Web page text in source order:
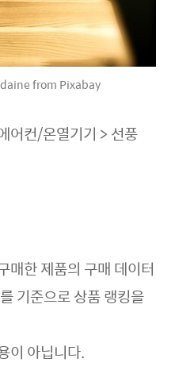
from Pixabay
어컨/온열기기 > 선풍
매한 제품의 구매 데이터
기준으로 상품 랭킹을
이 아닙니다.